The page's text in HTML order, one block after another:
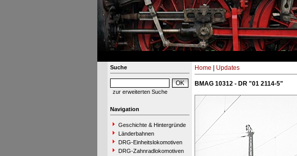
Suche
zur erweiterten Suche
Navigation
Geschichte & Hintergründe
Länderbahnen
DRG-Einheitslokomotiven
DRG-Zahnradlokomotiven
Home Updates
BMAG 10312 - DR "01 2114-5"